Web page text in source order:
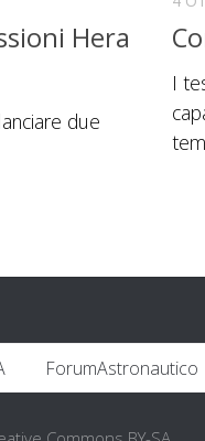
Hera
due
I
ForumAstronautico